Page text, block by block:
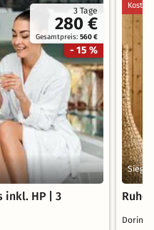
3 Tage
280 €
Gesamtpreis:560 €
- 15 %
inkl. HP | 3
Ruhe
Dorint